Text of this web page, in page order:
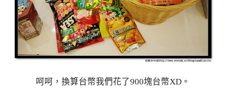
呵呵，換算台幣我們花了900塊台幣XD。